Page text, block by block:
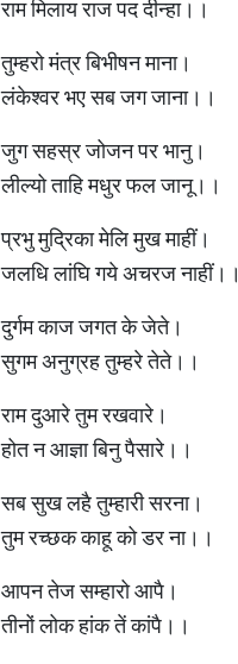
राम मिलाय राज पद दीन्हा।।
तुम्हरो मंत्र बिभीषन माना।
लंकेश्वर भए सब जग जाना।।
जुग सहस्र जोजन पर भानु।
लील्यो ताहि मधुर फल जानू।।
प्रभु मुद्रिका मेलि मुख माहीं।
जलधि लांघि गये अचरज नाहीं।।
दुर्गम काज जगत के जेते।
सुगम अनुग्रह तुम्हरे तेते।।
राम दुआरे तुम रखवारे।
होत न आज्ञा बिनु पैसारे।।
सब सुख लहै तुम्हारी सरना।
तुम रच्छक काहू को डर ना।।
आपन तेज सम्हारो आपै।
तीनों लोक हांक तें कांपै।।